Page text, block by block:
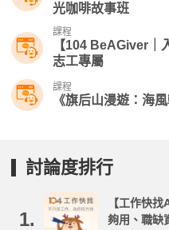
光咖啡故事班
課程
【104 BeAGiver｜
志工專屬
課程
《旗后山漫遊：海
討論度排行
1.
【工作快
夠用、職缺